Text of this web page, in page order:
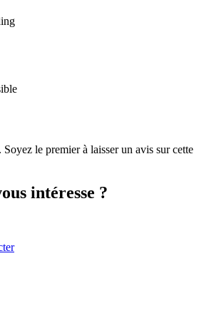
le premier à laisser un avis sur cette
intéresse ?